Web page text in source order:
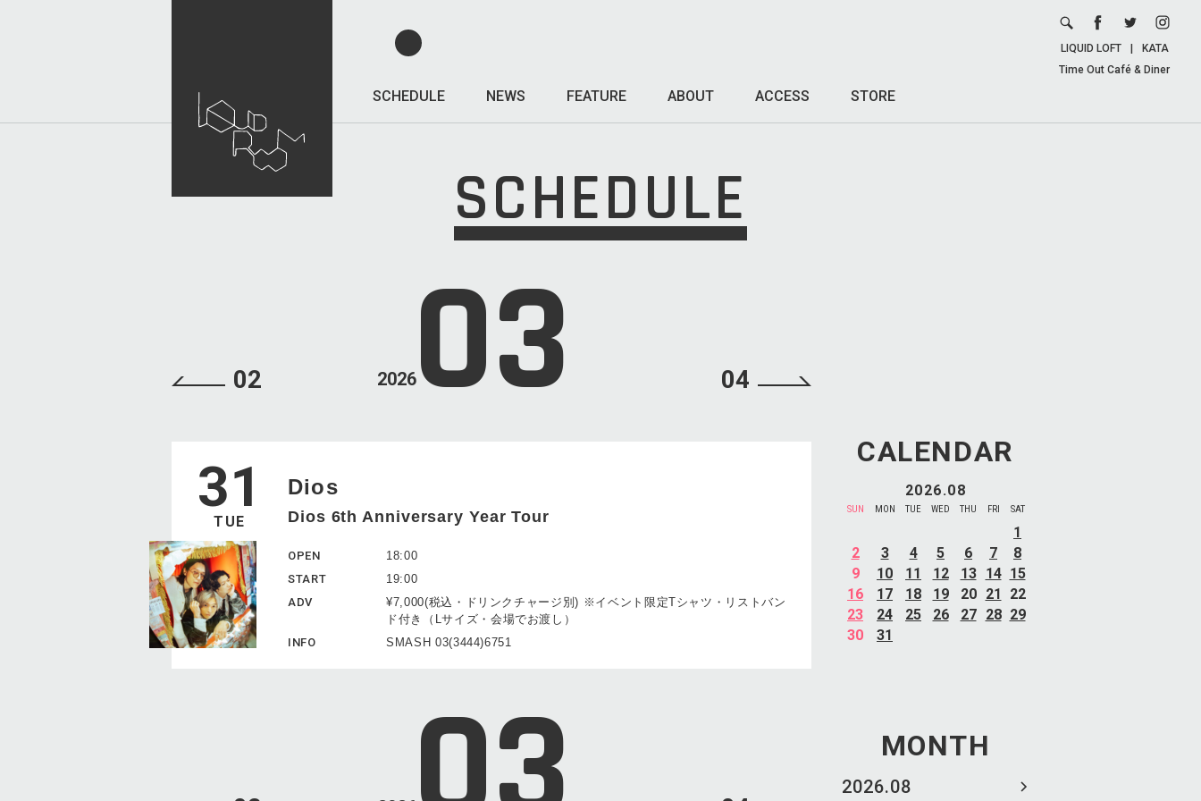
SCHEDULE NEWS FEATURE ABOUT ACCESS STORE
LIQUID LOFT
KATA
Time Out Café & Diner
SCHEDULE
CALENDAR
2026.08
SUN MON TUE WED THU FRI SAT
1
2
3 4 5 6 7
8
9
10 11 12 13 14 15
16
17 18 19 20 21
22
23
24 25 26 27 28 29
30
31
MONTH
2026.08
202603
02 04
31
TUE
Dios
Dios 6th Anniversary Year Tour
OPEN
18:00
START
19:00
ADV
¥7,000(税込・ドリンクチャージ別) ※イベント限定Tシャツ・リストバン
ド付き（Lサイズ・会場でお渡し）
INFO
SMASH 03(3444)6751